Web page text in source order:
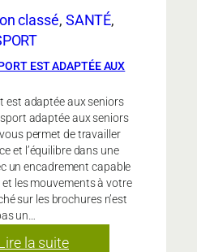
classé, SANTÉ
EST ADAPTÉE AUX
est adaptée aux seniors
adaptée aux seniors
permet de travailler
et l’équilibre dans une
un encadrement capable
et les mouvements à votre
sur les brochures n’est
un…
la suite: